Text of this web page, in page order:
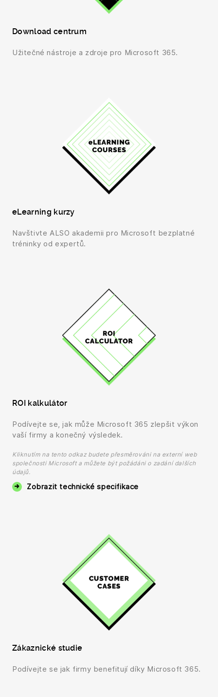
Download centrum
Užitečné nástroje a zdroje pro Microsoft 365.
eLearning kurzy
Navštivte ALSO akademii pro Microsoft bezplatné
tréninky od expertů.
ROI kalkulátor
Podívejte se, jak může Microsoft 365 zlepšit výkon
vaší firmy a konečný výsledek.
Kliknutím na tento odkaz budete přesměrováni na externí web
společnosti Microsoft a můžete být požádáni o zadání dalších
údajů.
Zobrazit technické specifikace
Zákaznické studie
Podívejte se jak firmy benefitují díky Microsoft 365.